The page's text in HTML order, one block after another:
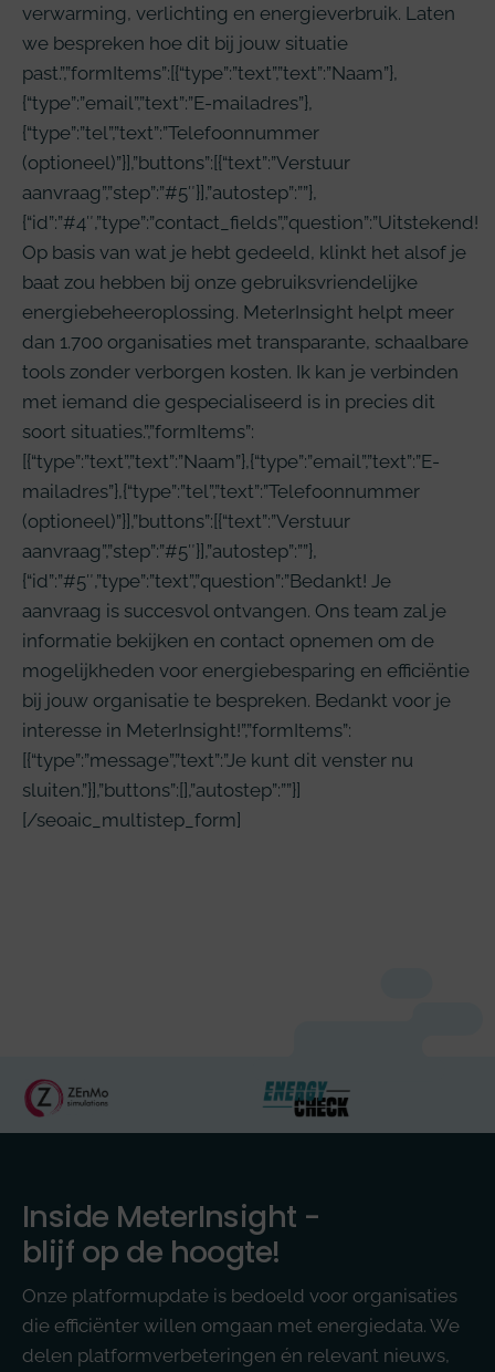
verwarming, verlichting en energieverbruik. Laten
we bespreken hoe dit bij jouw situatie
past.”,”formItems”:[{“type”:”text”,”text”:”Naam”},
{“type”:”email”,”text”:”E-mailadres”},
{“type”:”tel”,”text”:”Telefoonnummer
(optioneel)”}],”buttons”:[{“text”:”Verstuur
aanvraag”,”step”:”#5″}],”autostep”:””},
{“id”:”#4″,”type”:”contact_fields”,”question”:”Uitstekend!
Op basis van wat je hebt gedeeld, klinkt het alsof je
baat zou hebben bij onze gebruiksvriendelijke
energiebeheeroplossing. MeterInsight helpt meer
dan 1.700 organisaties met transparante, schaalbare
tools zonder verborgen kosten. Ik kan je verbinden
met iemand die gespecialiseerd is in precies dit
soort situaties.”,”formItems”:
[{“type”:”text”,”text”:”Naam”},{“type”:”email”,”text”:”E-
mailadres”},{“type”:”tel”,”text”:”Telefoonnummer
(optioneel)”}],”buttons”:[{“text”:”Verstuur
aanvraag”,”step”:”#5″}],”autostep”:””},
{“id”:”#5″,”type”:”text”,”question”:”Bedankt! Je
aanvraag is succesvol ontvangen. Ons team zal je
informatie bekijken en contact opnemen om de
mogelijkheden voor energiebesparing en efficiëntie
bij jouw organisatie te bespreken. Bedankt voor je
interesse in MeterInsight!”,”formItems”:
[{“type”:”message”,”text”:”Je kunt dit venster nu
sluiten.”}],”buttons”:[],”autostep”:””}]
[/seoaic_multistep_form]
Inside MeterInsight -
blijf op de hoogte!
Onze platformupdate is bedoeld voor organisaties
die efficiënter willen omgaan met energiedata. We
delen platformverbeteringen én relevant nieuws,